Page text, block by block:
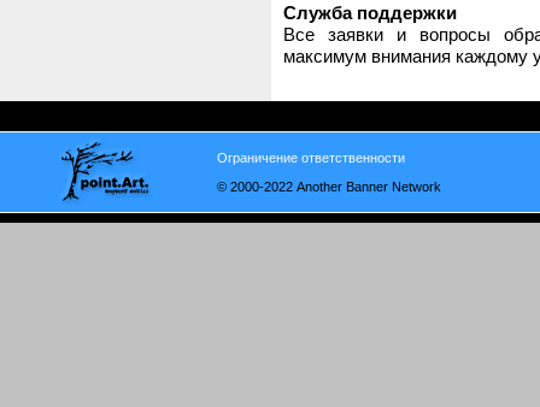
Служба поддержки
Все заявки и вопросы
максимум внимания каждому
Ограничение ответственности
© 2000-2022 Another Banner Network